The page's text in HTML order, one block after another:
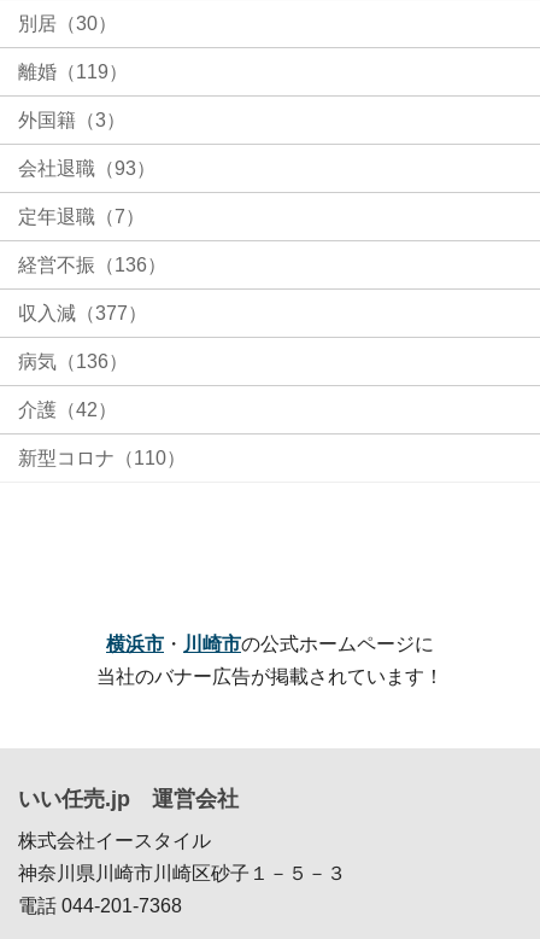
別居（30）
離婚（119）
外国籍（3）
会社退職（93）
定年退職（7）
経営不振（136）
収入減（377）
病気（136）
介護（42）
新型コロナ（110）
横浜市 ・ 川崎市の公式ホームページに
当社のバナー広告が掲載されています！
いい任売.jp 運営会社
株式会社イースタイル
神奈川県川崎市川崎区砂子１－５－３
電話 044-201-7368